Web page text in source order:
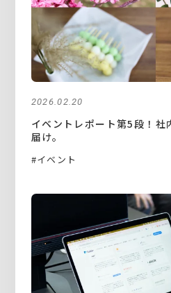
2026.02.20
イベントレポート第5段！社
届け。
#イベント